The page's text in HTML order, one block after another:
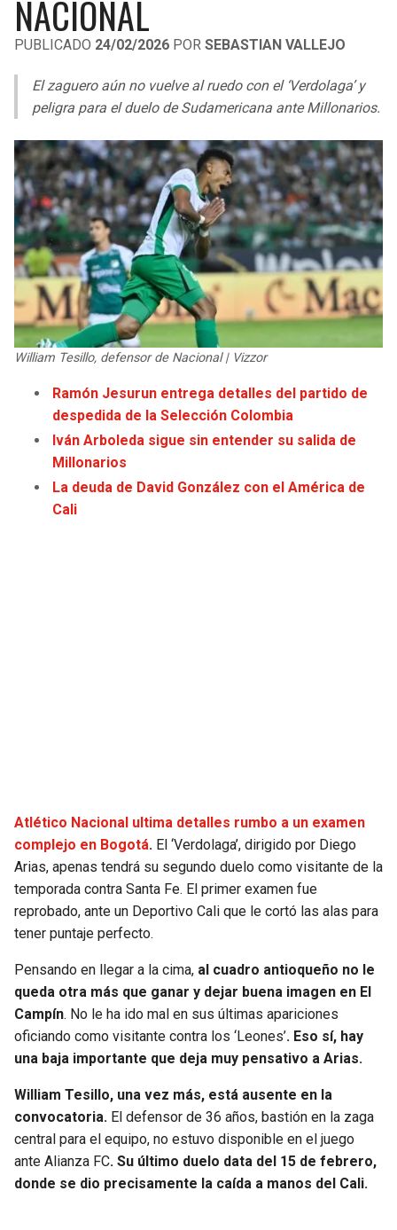
LIGA DE EXPANSIÓN MX
LEAGUES CUP
UEFA EUROPA LEAGUE
UEFA CONFERENCE LEAGUE
MLS
COPA SUDAMERICANA
LIGA BETPLAY
OTRAS LIGAS
NACIONAL
PUBLICADO 24/02/2026 POR SEBASTIAN VALLEJO
El zaguero aún no vuelve al ruedo con el ‘Verdolaga’ y
peligra para el duelo de Sudamericana ante Millonarios.
William Tesillo, defensor de Nacional | Vizzor
Ramón Jesurun entrega detalles del partido de
despedida de la Selección Colombia
Iván Arboleda sigue sin entender su salida de
Millonarios
La deuda de David González con el América de
Cali
Atlético Nacional ultima detalles rumbo a un examen
complejo en Bogotá. El ‘Verdolaga’, dirigido por Diego
Arias, apenas tendrá su segundo duelo como visitante de la
temporada contra Santa Fe. El primer examen fue
reprobado, ante un Deportivo Cali que le cortó las alas para
tener puntaje perfecto.
Pensando en llegar a la cima, al cuadro antioqueño no le
queda otra más que ganar y dejar buena imagen en El
Campín. No le ha ido mal en sus últimas apariciones
oficiando como visitante contra los ‘Leones’. Eso sí, hay
una baja importante que deja muy pensativo a Arias.
William Tesillo, una vez más, está ausente en la
convocatoria. El defensor de 36 años, bastión en la zaga
central para el equipo, no estuvo disponible en el juego
ante Alianza FC. Su último duelo data del 15 de febrero,
donde se dio precisamente la caída a manos del Cali.